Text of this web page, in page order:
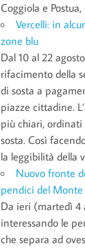
Coggiola e
Vercelli: in
zone blu
Dal 10 al 22
rifacimento della
di sosta a
piazze cittadine.
più chiari, ordinati
sosta. Così
la leggibilità della
Nuovo fronte
pendici del Monte
Da ieri (martedì 4
interessando le
che separa ad